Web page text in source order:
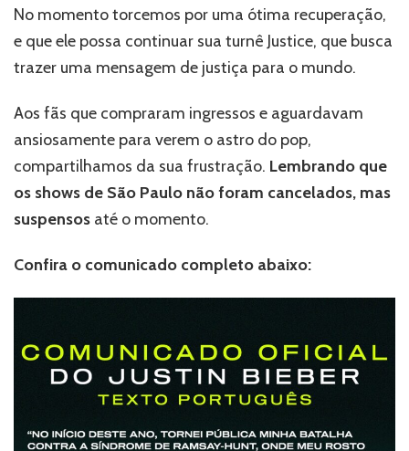
No momento torcemos por uma ótima recuperação,
e que ele possa continuar sua turnê Justice, que busca
trazer uma mensagem de justiça para o mundo.
Aos fãs que compraram ingressos e aguardavam
ansiosamente para verem o astro do pop,
compartilhamos da sua frustração. Lembrando que
os shows de São Paulo não foram cancelados, mas
suspensos até o momento.
Confira o comunicado completo abaixo: